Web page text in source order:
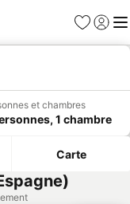
Favoris
Se
et chambres
1 chambre
Carte